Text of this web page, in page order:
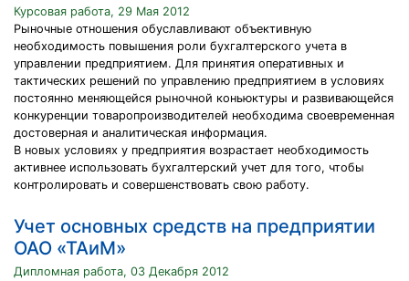
Курсовая работа, 29 Мая 2012
Рыночные отношения обуславливают объективную
необходимость повышения роли бухгалтерского учета в
управлении предприятием. Для принятия оперативных и
тактических решений по управлению предприятием в условиях
постоянно меняющейся рыночной коньюктуры и развивающейся
конкуренции товаропроизводителей необходима своевременная
достоверная и аналитическая информация.
В новых условиях у предприятия возрастает необходимость
активнее использовать бухгалтерский учет для того, чтобы
контролировать и совершенствовать свою работу.
Учет основных средств на предприятии
ОАО «ТАиМ»
Дипломная работа, 03 Декабря 2012